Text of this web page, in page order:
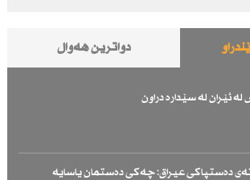
دواترین هەواڵ
دەستپاكی عیراق: چەكی دەستمان یاسایە